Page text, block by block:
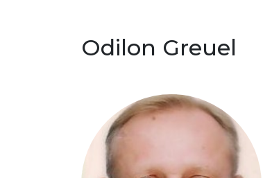
Odilon Greuel